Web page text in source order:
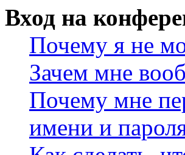
Вход на
Почему я не
Зачем мне
Почему мне
имени и